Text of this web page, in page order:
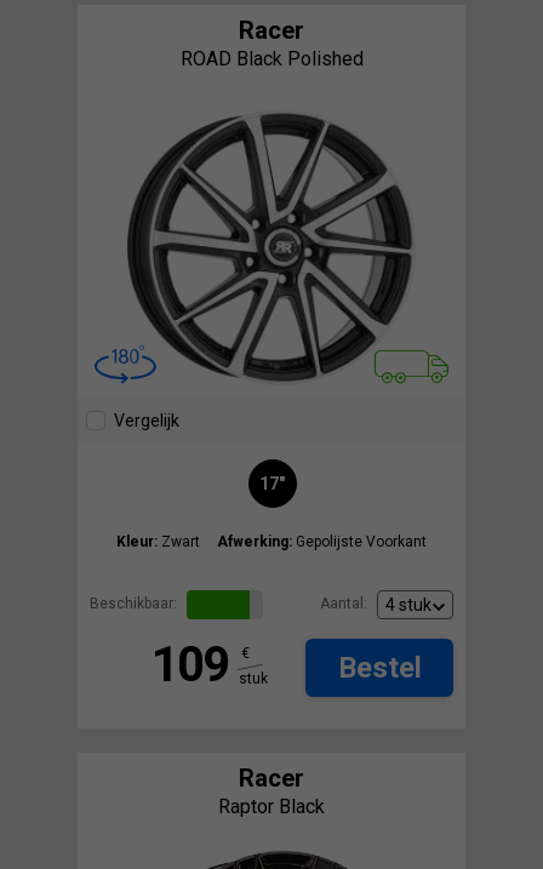
Racer
ROAD Black Polished
Vergelijk
17"
Kleur: Zwart Afwerking: Gepolijste Voorkant
Beschikbaar: Aantal:
109
€
stuk
Bestel
Racer
Raptor Black